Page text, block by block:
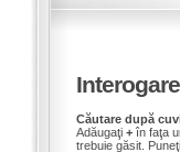
Căutare după
Adăugaţi +în faţa
trebuie găsit.